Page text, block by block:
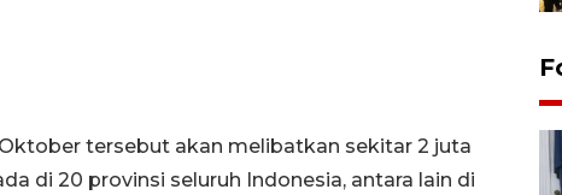
tersebut akan melibatkan sekitar 2 juta
di 20 provinsi seluruh Indonesia, antara lain di